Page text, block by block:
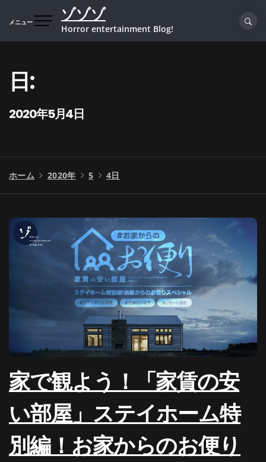
メニュー ゾゾゾ
Horror entertainment Blog!
日:
2020年5月4日
ホーム 2020年 5 4日
家で観よう！「家賃の安
い部屋」ステイホーム特
別編！お家からのお便り